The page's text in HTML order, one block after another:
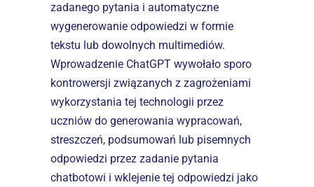
zadanego pytania i automatyczne
wygenerowanie odpowiedzi w formie
tekstu lub dowolnych multimediów.
Wprowadzenie ChatGPT wywołało sporo
kontrowersji związanych z zagrożeniami
wykorzystania tej technologii przez
uczniów do generowania wypracowań,
streszczeń, podsumowań lub pisemnych
odpowiedzi przez zadanie pytania
chatbotowi i wklejenie tej odpowiedzi jako